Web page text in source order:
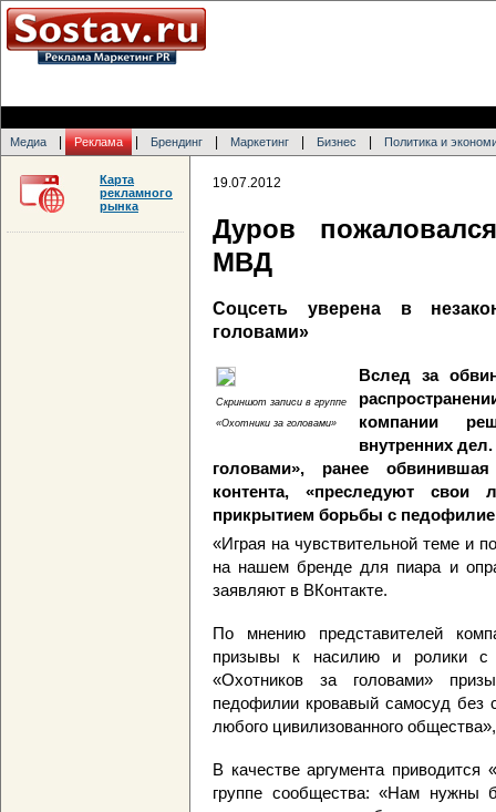
Медиа Реклама Брендинг Маркетинг Бизнес Политика и
19.07.2012
Дуров
МВД
Соцсеть уверена в
головами»
Скриншот записи в группе
«Охотники за головами»
Вслед за
компании
внутренних
головами», ранее обвинившая
контента, «преследуют
прикрытием борьбы с
«Играя на чувствительной теме и
на нашем бренде для пиара и
заявляют в ВКонтакте.
По мнению представителей
призывы к насилию и ролики с
«Охотников за головами»
педофилии кровавый самосуд без
любого цивилизованного
В качестве аргумента приводится
группе сообщества: «Нам нужны
Карта
рекламного
рынка